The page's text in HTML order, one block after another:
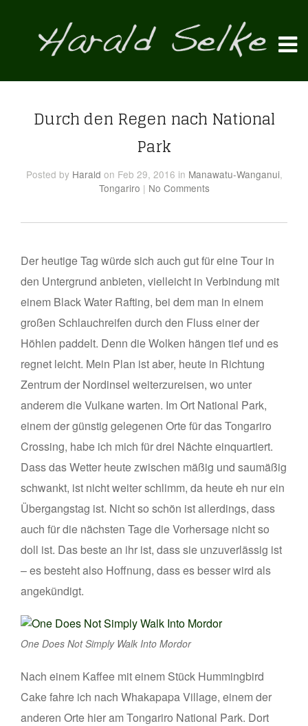
Durch den Regen nach National
Park
Posted by Harald on Feb 29, 2016 in Manawatu-Wanganui,
Tongariro | No Comments
Der heutige Tag würde sich auch gut für eine Tour in
den Untergrund anbieten, vielleicht in Verbindung mit
einem Black Water Rafting, bei dem man in einem
großen Schlauchreifen durch den Fluss einer der
Höhlen paddelt. Denn die Wolken hängen tief und es
regnet leicht. Mein Plan ist aber, heute in Richtung
Zentrum der Nordinsel weiterzureisen, wo unter
anderem die Vulkane warten. Im Ort National Park,
einem der günstig gelegenen Orte für das Tongariro
Crossing, habe ich mich für drei Nächte einquartiert.
Dass das Wetter heute zwischen mäßig und saumäßig
schwankt, ist nicht weiter schlimm, da heute eh nur ein
Übergangstag ist. Nicht so schön ist allerdings, dass
auch für die nächsten Tage die Vorhersage nicht so
doll ist. Das beste an ihr ist, dass sie unzuverlässig ist
– es besteht also Hoffnung, dass es besser wird als
angekündigt.
One Does Not Simply Walk Into Mordor
Nach einem Kaffee mit einem Stück Hummingbird
Cake fahre ich nach Whakapapa Village, einem der
anderen Orte hier am Tongariro National Park. Dort